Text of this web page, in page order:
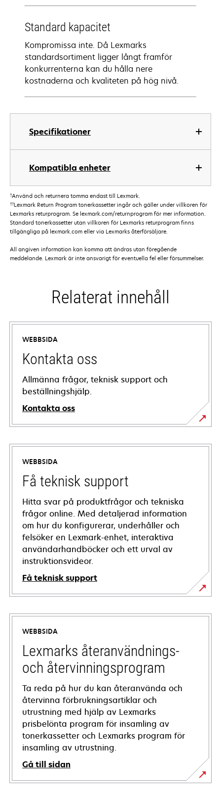
Specifikationer
Kompatibla enheter
Standard kapacitet
Kompromissa inte. Då Lexmarks
standardsortiment ligger långt framför
konkurrenterna kan du hålla nere
kostnaderna och kvaliteten på hög nivå.
†Använd och returnera tomma endast till Lexmark.
††Lexmark Return Program tonerkassetter ingår och gäller under villkoren för
Lexmarks returprogram. Se lexmark.com/returnprogram för mer information.
Standard tonerkassetter utan villkoren för Lexmarks returprogram finns
tillgängliga på lexmark.com eller via Lexmarks återförsäljare.
All angiven information kan komma att ändras utan föregående
meddelande. Lexmark är inte ansvarigt för eventuella fel eller försummelser.
Relaterat innehåll
WEBBSIDA
Kontakta oss
Allmänna frågor, teknisk support och
beställningshjälp.
Kontakta oss
WEBBSIDA
Få teknisk support
Hitta svar på produktfrågor och tekniska
frågor online. Med detaljerad information
om hur du konfigurerar, underhåller och
felsöker en Lexmark-enhet, interaktiva
användarhandböcker och ett urval av
instruktionsvideor.
Få teknisk support
opens
in
new
tab
WEBBSIDA
Lexmarks återanvändnings-
och återvinningsprogram
Ta reda på hur du kan återanvända och
återvinna förbrukningsartiklar och
utrustning med hjälp av Lexmarks
prisbelönta program för insamling av
tonerkassetter och Lexmarks program för
insamling av utrustning.
Gå till sidan